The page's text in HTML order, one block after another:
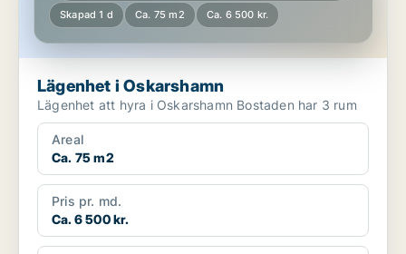
Skapad 1 d Ca. 75 m2 Ca. 6 500 kr.
Lägenhet i Oskarshamn
Lägenhet att hyra i Oskarshamn Bostaden har 3 rum
Areal
Ca. 75 m2
Pris pr. md.
Ca. 6 500 kr.